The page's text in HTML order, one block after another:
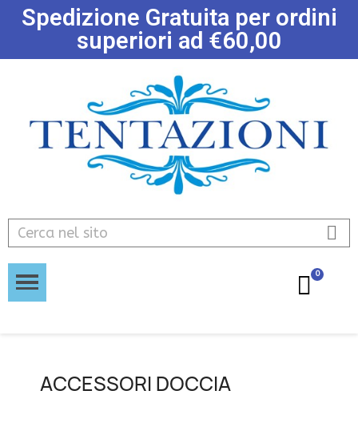
Spedizione Gratuita per ordini
superiori ad €60,00
ACCESSORI DOCCIA